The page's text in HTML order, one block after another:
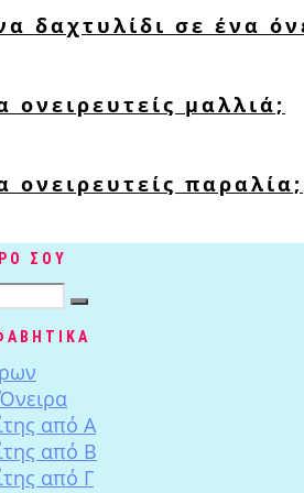
δαχτυλίδι σε ένα
ονειρευτείς μαλλιά;
ονειρευτείς παραλία;
ΣΟΥ
από Α
από Β
από Γ